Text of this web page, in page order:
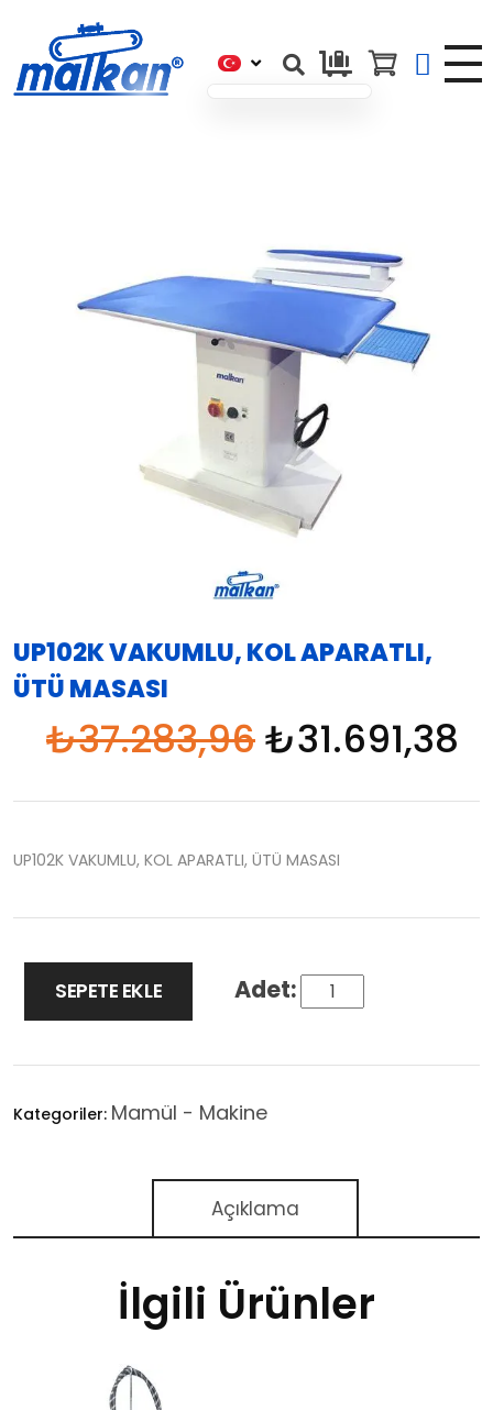
UP102K VAKUMLU, KOL APARATLI,
ÜTÜ MASASI
₺37.283,96₺31.691,38
UP102K VAKUMLU, KOL APARATLI, ÜTÜ MASASI
SEPETE EKLE
Kategoriler: Mamül - Makine
Açıklama
İlgili Ürünler